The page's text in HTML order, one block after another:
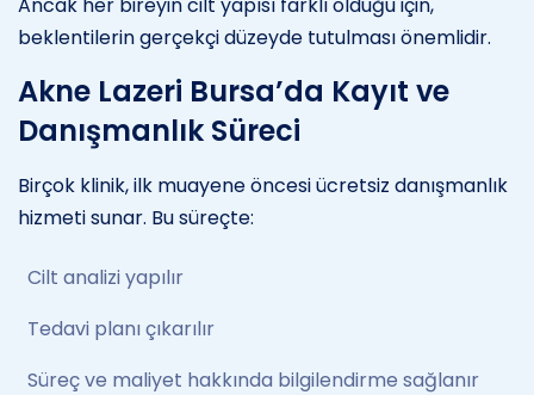
beklentilerin gerçekçi düzeyde tutulması önemlidir.
Akne Lazeri Bursa’da Kayıt ve
Danışmanlık Süreci
Birçok klinik, ilk muayene öncesi ücretsiz danışmanlık
hizmeti sunar. Bu süreçte:
Cilt analizi yapılır
Tedavi planı çıkarılır
Süreç ve maliyet hakkında bilgilendirme sağlanır